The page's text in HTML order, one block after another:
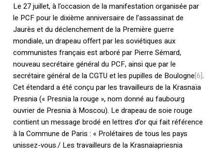
Le 27 juillet, à l’occasion de la manifestation organisée par
le PCF pour le dixième anniversaire de l’assassinat de
Jaurès et du déclenchement de la Première guerre
mondiale, un drapeau offert par les soviétiques aux
communistes français est arboré par Pierre Sémard,
nouveau secrétaire général du PCF, ainsi que par le
secrétaire général de la CGTU et les pupilles de Boulogne[6].
Cet étendard a été conçu par les travailleurs de la Krasnaïa
Presnia (« Presnia la rouge », nom donné au faubourg
ouvrier de Presnia à Moscou). Le drapeau de soie rouge
contient un message brodé en lettres d’or qui fait référence
à la Commune de Paris : « Prolétaires de tous les pays
unissez-vous./ Les travailleurs de la Krasnaiapriesnia